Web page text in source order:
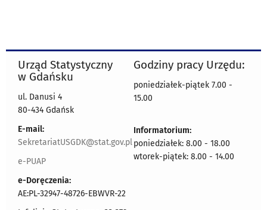
Urząd Statystyczny
w Gdańsku
ul. Danusi 4
80-434 Gdańsk
E-mail:
SekretariatUSGDK@stat.gov.pl
e-PUAP
e-Doręczenia:
AE:PL-32947-48726-EBWVR-22
Godziny pracy Urzędu:
poniedziałek-piątek 7.00 -
15.00
Informatorium:
poniedziałek: 8.00 - 18.00
wtorek-piątek: 8.00 - 14.00